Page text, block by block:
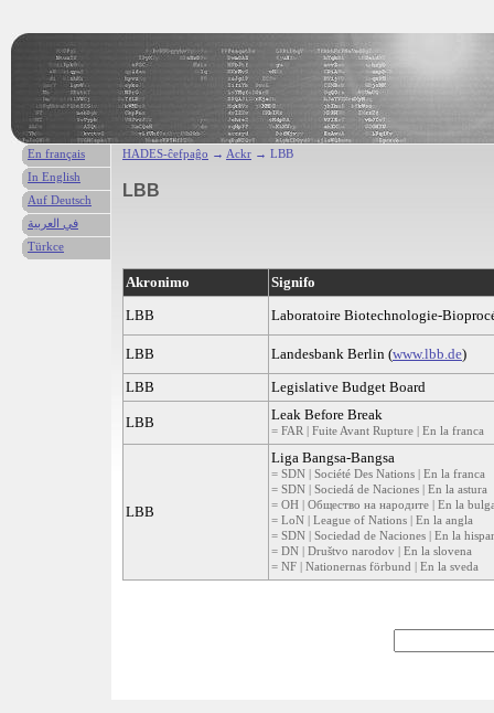
HADES-ĉefpaĝo → Ackr → LBB
LBB
Akronimo
Signifo
LBB
Laboratoire Biotechnologie-
LBB Landesbank Berlin (www.lbb.de)
LBB
Legislative Budget Board
LBB Leak Before Break
= FAR | Fuite Avant Rupture | En la franca
LBB
Liga Bangsa-Bangsa
= SDN | Société Des Nations | En la franca
= SDN | Sociedá de Naciones | En la astura
= ОН | Общество на народите | En la
= LoN | League of Nations | En la angla
= SDN | Sociedad de Naciones | En la
= DN | Društvo narodov | En la slovena
= NF | Nationernas förbund | En la sveda
En français
In English
Auf Deutsch
في العربية
Türkce